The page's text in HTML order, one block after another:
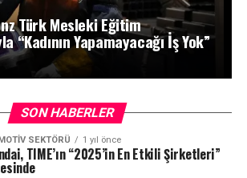
Türk Mesleki Eğitim
“Kadının Yapamayacağı İş Yok”
SON HABERLER
SEKTÖRÜ 1 yıl önce
TIME’ın “2025’in En Etkili Şirketleri”